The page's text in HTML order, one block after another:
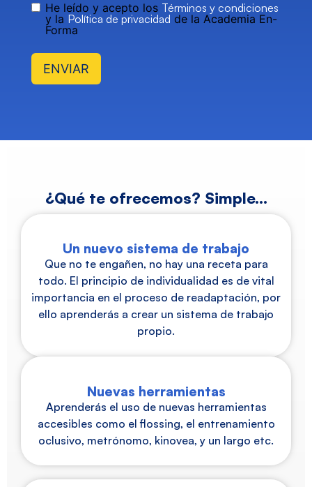
He leído y acepto los Términos y condiciones
y la Política de privacidad de la Academia En-
Forma
ENVIAR
¿Qué te ofrecemos? Simple...
Un nuevo sistema de trabajo
Que no te engañen, no hay una receta para
todo. El principio de individualidad es de vital
importancia en el proceso de readaptación, por
ello aprenderás a crear un sistema de trabajo
propio.
Nuevas herramientas
Aprenderás el uso de nuevas herramientas
accesibles como el flossing, el entrenamiento
oclusivo, metrónomo, kinovea, y un largo etc.